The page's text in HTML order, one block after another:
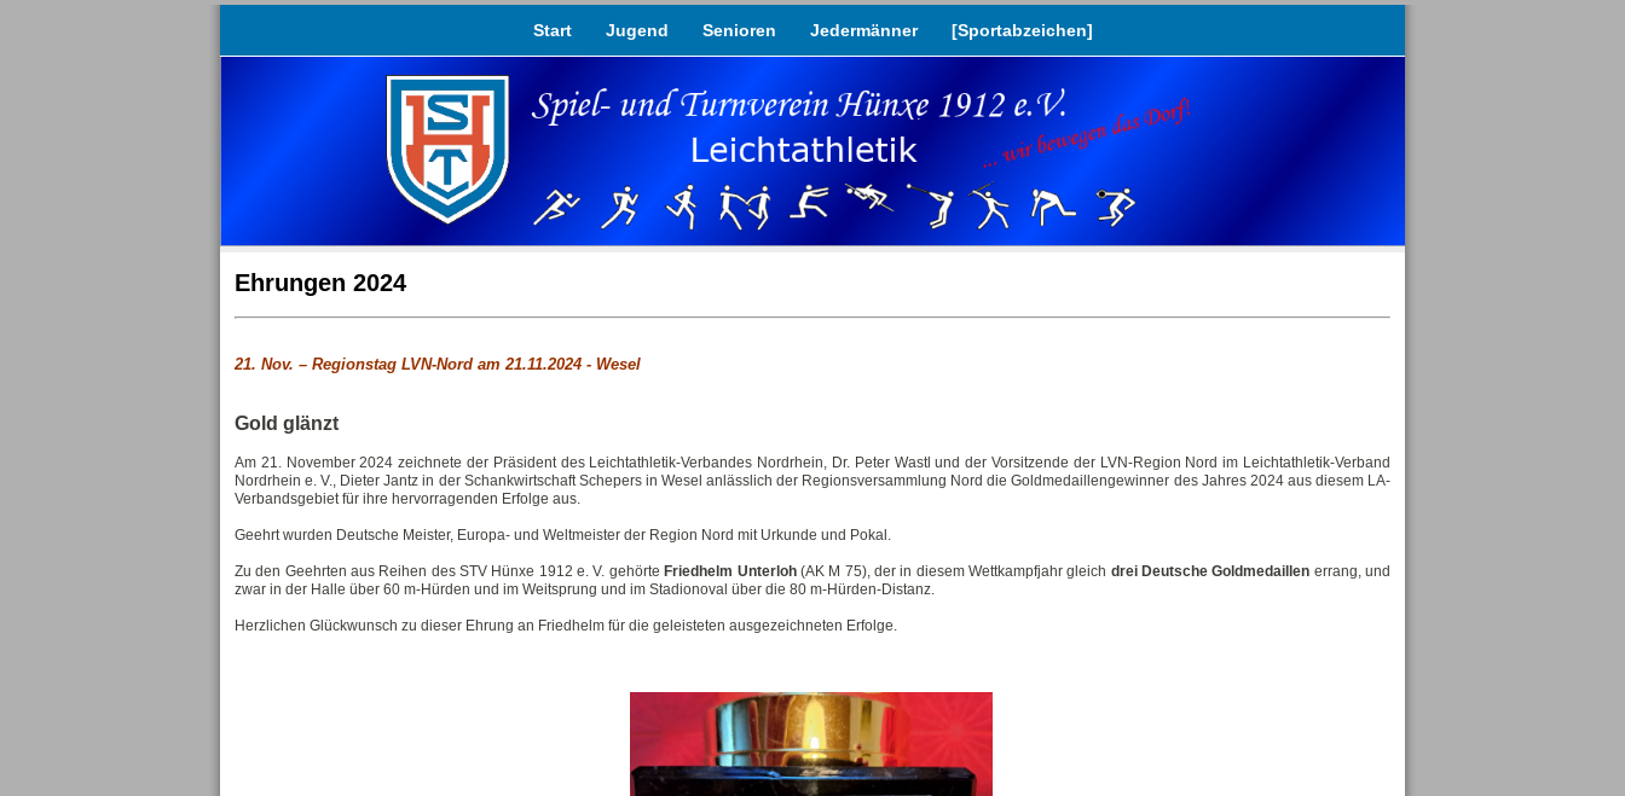
Start Jugend Senioren Jedermänner [Sportabzeichen]
Ehrungen 2024
21. Nov. – Regionstag LVN-Nord am 21.11.2024 - Wesel
Gold glänzt
Am 21. November 2024 zeichnete der Präsident des Leichtathletik-Verbandes Nordrhein, Dr. Peter Wastl und der Vorsitzende der LVN-Region Nord im Leichtathletik-Verband
Nordrhein e. V., Dieter Jantz in der Schankwirtschaft Schepers in Wesel anlässlich der Regionsversammlung Nord die Goldmedaillengewinner des Jahres 2024 aus diesem LA-
Verbandsgebiet für ihre hervorragenden Erfolge aus.
Geehrt wurden Deutsche Meister, Europa- und Weltmeister der Region Nord mit Urkunde und Pokal.
Zu den Geehrten aus Reihen des STV Hünxe 1912 e. V. gehörte Friedhelm Unterloh(AK M 75), der in diesem Wettkampfjahr gleich drei Deutsche Goldmedaillen errang, und
zwar in der Halle über 60 m-Hürden und im Weitsprung und im Stadionoval über die 80 m-Hürden-Distanz.
Herzlichen Glückwunsch zu dieser Ehrung an Friedhelm für die geleisteten ausgezeichneten Erfolge.